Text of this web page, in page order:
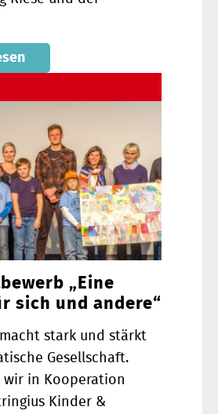
„Eine
sich und andere“
stark und stärkt
Gesellschaft.
wir in Kooperation
Kinder &